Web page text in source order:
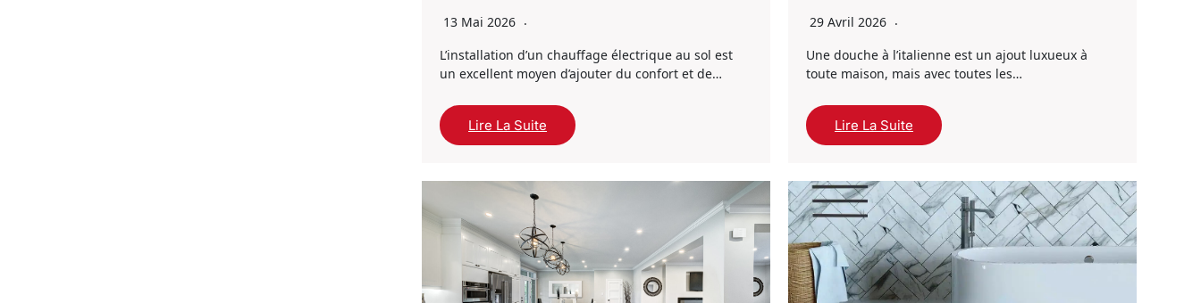
13 Mai 2026
L’installation d’un chauffage électrique au sol est
un excellent moyen d’ajouter du confort et de…
Lire La Suite
29 Avril 2026
Une douche à l’italienne est un ajout luxueux à
toute maison, mais avec toutes les…
Lire La Suite